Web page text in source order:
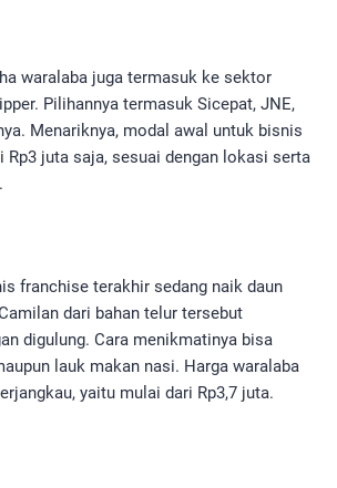
waralaba juga termasuk ke sektor
Pilihannya termasuk Sicepat, JNE,
Menariknya, modal awal untuk bisnis
Rp3 juta saja, sesuai dengan lokasi serta
franchise terakhir sedang naik daun
dari bahan telur tersebut
digulung. Cara menikmatinya bisa
lauk makan nasi. Harga waralaba
yaitu mulai dari Rp3,7 juta.